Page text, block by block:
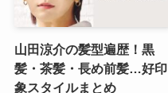
山田涼介の髪型遍歴！黒
髪・茶髪・長め前髪…好印
象スタイルまとめ